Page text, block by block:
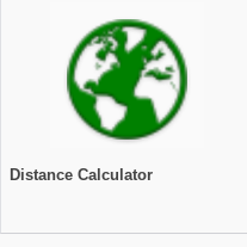
Distance Calculator